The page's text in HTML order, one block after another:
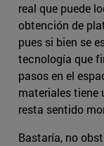
real que puede
obtención de
pues si bien se
tecnología que
pasos en el
materiales tiene
resta sentido
Bastaría, no